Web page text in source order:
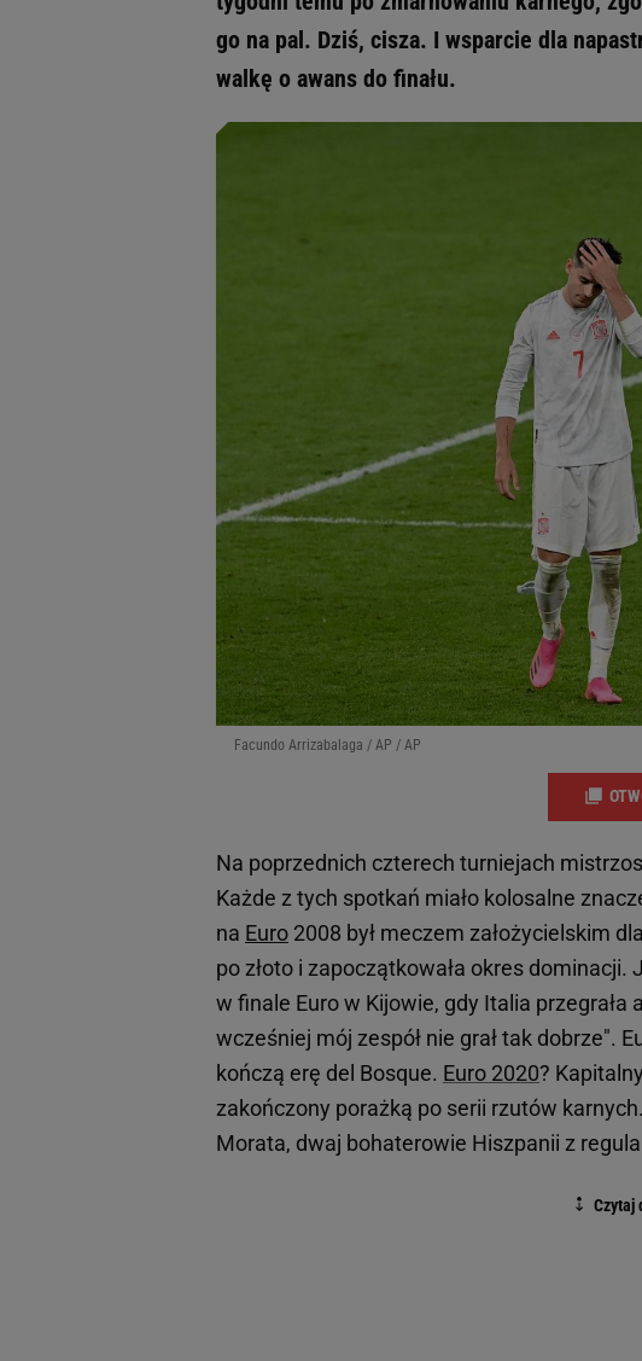
go na pal. Dziś, cisza. I wsparcie dla
walkę o awans do finału.
Facundo Arrizabalaga / AP / AP
Na poprzednich czterech turniejach
Każde z tych spotkań miało kolosalne
na Euro 2008 był meczem założycielskim
po złoto i zapoczątkowała okres
w finale Euro w Kijowie, gdy Italia przegrała
wcześniej mój zespół nie grał tak dobrze".
kończą erę del Bosque. Euro 2020? Kapitalny
zakończony porażką po serii rzutów
Morata, dwaj bohaterowie Hiszpanii z